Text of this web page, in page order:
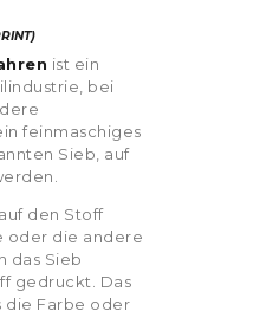
)
ist ein
bei
feinmaschiges
Sieb, auf
den Stoff
oder die andere
das Sieb
gedruckt. Das
die Farbe oder